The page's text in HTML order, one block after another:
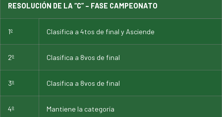
RESOLUCIÓN DE LA “C” – FASE CAMPEONATO
1º Clasifica a 4tos de final y Asciende
2º Clasifica a 8vos de final
3º Clasifica a 8vos de final
4º Mantiene la categoría